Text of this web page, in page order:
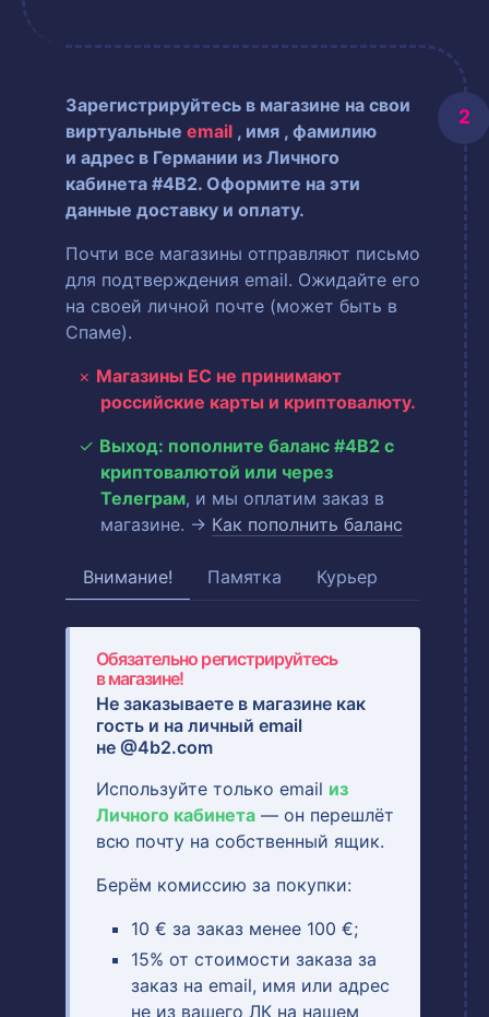
Зарегистрируйтесь в магазине на свои
виртуальные email , имя , фамилию
и адрес в Германии из Личного
кабинета #4B2. Оформите на эти
данные доставку и оплату.
Почти все магазины отправляют письмо
для подтверждения email. Ожидайте его
на своей личной почте (может быть в
Спаме).
Магазины ЕС не принимают
российские карты и криптовалюту.
Выход: пополните баланс #4B2 с
криптовалютой или через
Телеграм, и мы оплатим заказ в
магазине. → Как пополнить баланс
Внимание! Памятка Курьер
Обязательно регистрируйтесь
в магазине!
Не заказываете в магазине как
гость и на личный email
не @4b2.com
Используйте только email из
Личного кабинета — он перешлёт
всю почту на собственный ящик.
Берём комиссию за покупки:
10 € за заказ менее 100 €;
15% от стоимости заказа за
заказ на email, имя или адрес
не из вашего ЛК на нашем